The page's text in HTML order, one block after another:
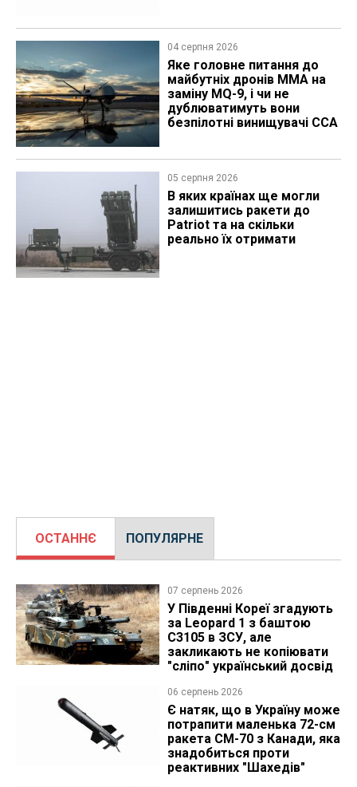
04 серпня 2026
Яке головне питання до
майбутніх дронів MMA на
заміну MQ-9, і чи не
дублюватимуть вони
безпілотні винищувачі CCA
05 серпня 2026
В яких країнах ще могли
залишитись ракети до
Patriot та на скільки
реально їх отримати
ОСТАННЄ ПОПУЛЯРНЕ
07 серпень 2026
У Південні Кореї згадують
за Leopard 1 з баштою
C3105 в ЗСУ, але
закликають не копіювати
"сліпо" український досвід
06 серпень 2026
Є натяк, що в Україну може
потрапити маленька 72-см
ракета CM-70 з Канади, яка
знадобиться проти
реактивних "Шахедів"